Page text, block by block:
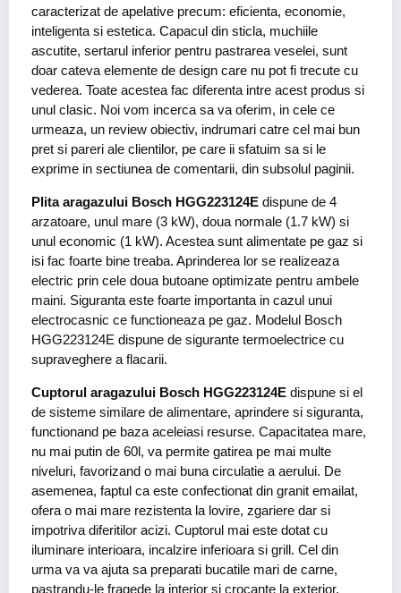
caracterizat de apelative precum: eficienta, economie,
inteligenta si estetica. Capacul din sticla, muchiile
ascutite, sertarul inferior pentru pastrarea veselei, sunt
doar cateva elemente de design care nu pot fi trecute cu
vederea. Toate acestea fac diferenta intre acest produs si
unul clasic. Noi vom incerca sa va oferim, in cele ce
urmeaza, un review obiectiv, indrumari catre cel mai bun
pret si pareri ale clientilor, pe care ii sfatuim sa si le
exprime in sectiunea de comentarii, din subsolul paginii.
Plita aragazului Bosch HGG223124E dispune de 4
arzatoare, unul mare (3 kW), doua normale (1.7 kW) si
unul economic (1 kW). Acestea sunt alimentate pe gaz si
isi fac foarte bine treaba. Aprinderea lor se realizeaza
electric prin cele doua butoane optimizate pentru ambele
maini. Siguranta este foarte importanta in cazul unui
electrocasnic ce functioneaza pe gaz. Modelul Bosch
HGG223124E dispune de sigurante termoelectrice cu
supraveghere a flacarii.
Cuptorul aragazului Bosch HGG223124E dispune si el
de sisteme similare de alimentare, aprindere si siguranta,
functionand pe baza aceleiasi resurse. Capacitatea mare,
nu mai putin de 60l, va permite gatirea pe mai multe
niveluri, favorizand o mai buna circulatie a aerului. De
asemenea, faptul ca este confectionat din granit emailat,
ofera o mai mare rezistenta la lovire, zgariere dar si
impotriva diferitilor acizi. Cuptorul mai este dotat cu
iluminare interioara, incalzire inferioara si grill. Cel din
urma va va ajuta sa preparati bucatile mari de carne,
pastrandu-le fragede la interior si crocante la exterior.